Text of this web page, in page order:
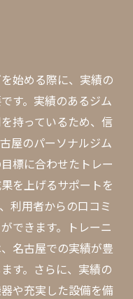
始める際に、実績の
す。実績のあるジム
持っているため、信
屋のパーソナルジム
標に合わせたトレー
を上げるサポートを
利用者からの口コミ
できます。トレーニ
名古屋での実績が豊
す。さらに、実績の
や充実した設備を備